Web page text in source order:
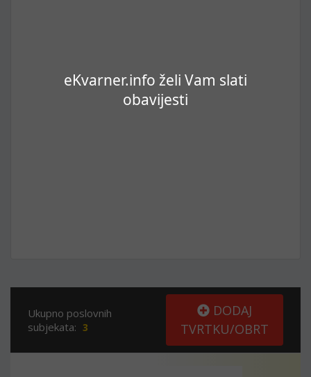
eKvarner.info želi Vam slati
obavijesti
Ukupno poslovnih
subjekata: 3
DODAJ
TVRTKU/OBRT